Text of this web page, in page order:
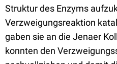
Struktur des Enzyms
Verzweigungsreaktion
gaben sie an die Jenaer
konnten den